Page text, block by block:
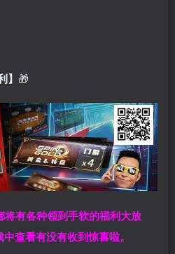
🎁
有各种领到手软的福利大放
查看有没有收到惊喜啦。